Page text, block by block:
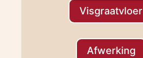
Visgraatvloer
Afwerking